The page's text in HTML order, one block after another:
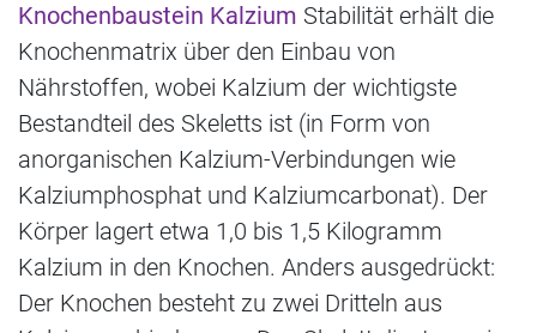
Knochenbaustein Kalzium Stabilität erhält die
Knochenmatrix über den Einbau von
Nährstoffen, wobei Kalzium der wichtigste
Bestandteil des Skeletts ist (in Form von
anorganischen Kalzium-Verbindungen wie
Kalziumphosphat und Kalziumcarbonat). Der
Körper lagert etwa 1,0 bis 1,5 Kilogramm
Kalzium in den Knochen. Anders ausgedrückt:
Der Knochen besteht zu zwei Dritteln aus